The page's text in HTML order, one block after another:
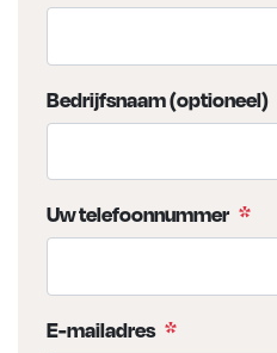
Bedrijfsnaam (optioneel)
Uw telefoonnummer *
E-mailadres *